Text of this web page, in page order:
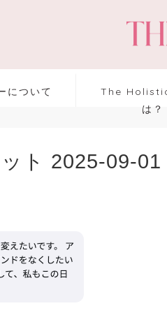
について
The
は？
ト 2025-09-01